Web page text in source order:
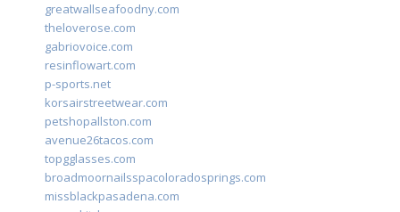
greatwallseafoodny.com
theloverose.com
gabriovoice.com
resinflowart.com
p-sports.net
korsairstreetwear.com
petshopallston.com
avenue26tacos.com
topgglasses.com
broadmoornailsspacoloradosprings.com
missblackpasadena.com